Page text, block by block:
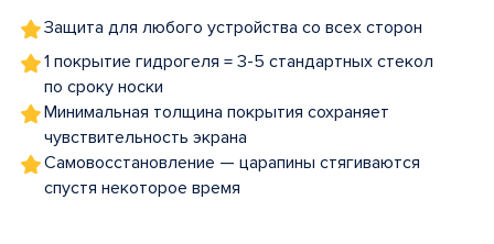
Защита для любого устройства со всех сторон
1 покрытие гидрогеля = 3-5 стандартных стекол
по сроку носки
Минимальная толщина покрытия сохраняет
чувствительность экрана
Самовосстановление — царапины стягиваются
спустя некоторое время